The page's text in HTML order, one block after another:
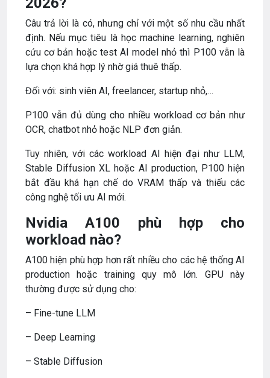
Câu trả lời là có, nhưng chỉ với một số nhu cầu nhất
định. Nếu mục tiêu là học machine learning, nghiên
cứu cơ bản hoặc test AI model nhỏ thì P100 vẫn là
lựa chọn khá hợp lý nhờ giá thuê thấp.
Đối với: sinh viên AI, freelancer, startup nhỏ,…
P100 vẫn đủ dùng cho nhiều workload cơ bản như
OCR, chatbot nhỏ hoặc NLP đơn giản.
Tuy nhiên, với các workload AI hiện đại như LLM,
Stable Diffusion XL hoặc AI production, P100 hiện
bắt đầu khá hạn chế do VRAM thấp và thiếu các
công nghệ tối ưu AI mới.
Nvidia A100 phù hợp cho
workload nào?
A100 hiện phù hợp hơn rất nhiều cho các hệ thống AI
production hoặc training quy mô lớn. GPU này
thường được sử dụng cho:
– Fine-tune LLM
– Deep Learning
– Stable Diffusion